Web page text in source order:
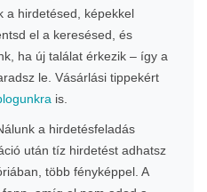
a hirdetésed, képekkel
el a keresésed, és
ha új találat érkezik – így a
le. Vásárlási tippekért
is.
a hirdetésfeladás
után tíz hirdetést adhatsz
több fényképpel. A